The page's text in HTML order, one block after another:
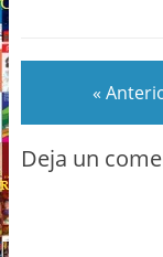
«
Deja un